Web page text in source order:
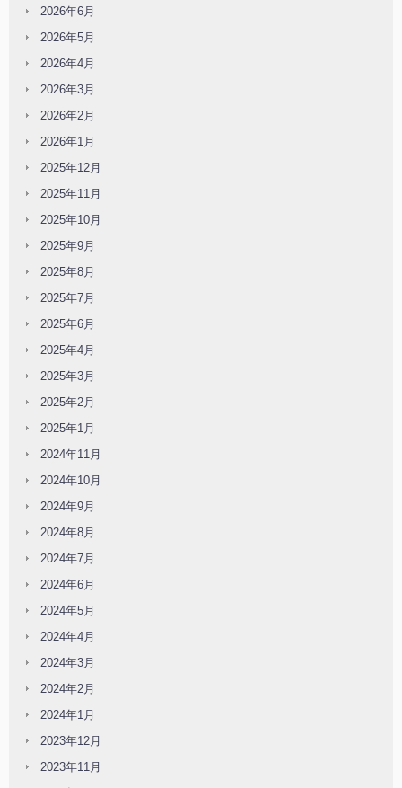
2026年6月
2026年5月
2026年4月
2026年3月
2026年2月
2026年1月
2025年12月
2025年11月
2025年10月
2025年9月
2025年8月
2025年7月
2025年6月
2025年4月
2025年3月
2025年2月
2025年1月
2024年11月
2024年10月
2024年9月
2024年8月
2024年7月
2024年6月
2024年5月
2024年4月
2024年3月
2024年2月
2024年1月
2023年12月
2023年11月